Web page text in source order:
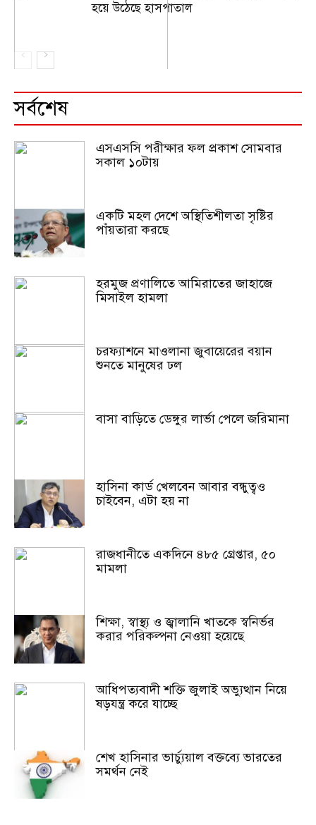
হয়ে উঠেছে হাসপাতাল
সর্বশেষ
এসএসসি পরীক্ষার ফল প্রকাশ সোমবার
সকাল ১০টায়
একটি মহল দেশে অস্থিতিশীলতা সৃষ্টির
পাঁয়তারা করছে
হরমুজ প্রণালিতে আমিরাতের জাহাজে
মিসাইল হামলা
চরফ্যাশনে মাওলানা জুবায়েরের বয়ান
শুনতে মানুষের ঢল
বাসা বাড়িতে ডেঙ্গুর লার্ভা পেলে জরিমানা
হাসিনা কার্ড খেলবেন আবার বন্ধুত্বও
চাইবেন, এটা হয় না
রাজধানীতে একদিনে ৪৮৫ গ্রেপ্তার, ৫০
মামলা
শিক্ষা, স্বাস্থ্য ও জ্বালানি খাতকে স্বনির্ভর
করার পরিকল্পনা নেওয়া হয়েছে
আধিপত্যবাদী শক্তি জুলাই অভ্যুত্থান নিয়ে
ষড়যন্ত্র করে যাচ্ছে
শেখ হাসিনার ভার্চ্যুয়াল বক্তব্যে ভারতের
সমর্থন নেই